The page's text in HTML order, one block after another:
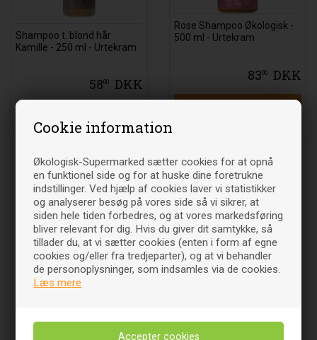
Cookie information
Økologisk-Supermarked sætter cookies for at opnå
en funktionel side og for at huske dine foretrukne
indstillinger. Ved hjælp af cookies laver vi statistikker
og analyserer besøg på vores side så vi sikrer, at
siden hele tiden forbedres, og at vores markedsføring
bliver relevant for dig. Hvis du giver dit samtykke, så
tillader du, at vi sætter cookies (enten i form af egne
cookies og/eller fra tredjeparter), og at vi behandler
de personoplysninger, som indsamles via de cookies.
Læs mere
Shampoo t. blond hår
Kamille - 250 ml - Urtekram
5800 DKK
Rose Shampoo Økologisk -
500 ml - Urtekram
8300 DKK
Læg i indkøbsvognen
Shampoo mod skæl
DKK